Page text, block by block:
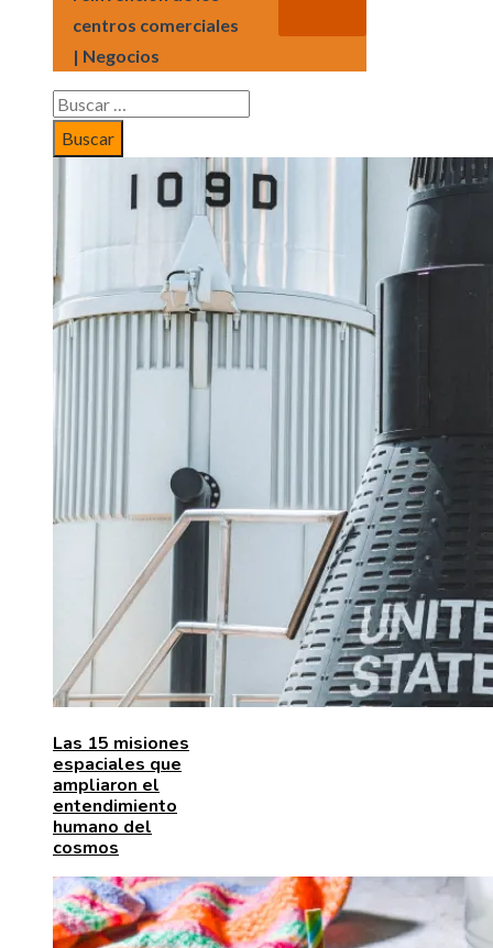
centros comerciales
| Negocios
Buscar:
Las 15 misiones
espaciales que
ampliaron el
entendimiento
humano del
cosmos